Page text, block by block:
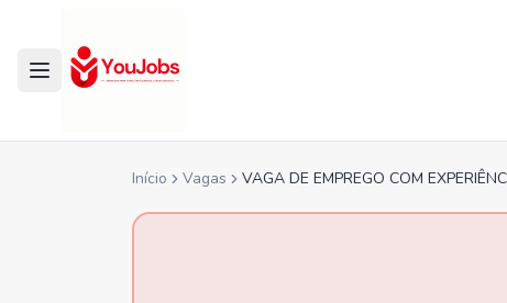
Início Vagas VAGA DE EMPREGO COM